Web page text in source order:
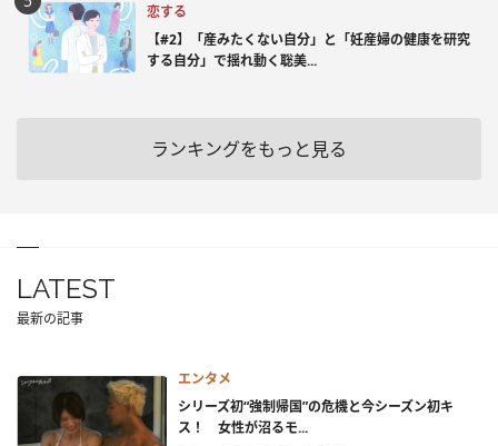
恋する
【#2】「産みたくない自分」と「妊産婦の健康を研究
する自分」で揺れ動く聡美...
ランキングをもっと見る
LATEST
最新の記事
エンタメ
シリーズ初“強制帰国”の危機と今シーズン初キ
ス！ 女性が沼るモ...